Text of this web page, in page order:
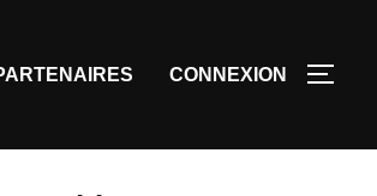
CONNEXION